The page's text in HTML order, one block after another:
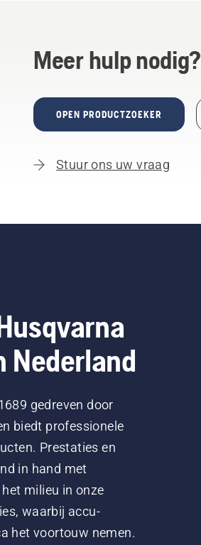
Meer hulp nodig?
OPEN PRODUCTZOEKER
Stuur ons uw vraag
Nederland
gedreven door
biedt professionele
Prestaties en
in hand met
milieu in onze
waarbij accu-
het voortouw nemen.